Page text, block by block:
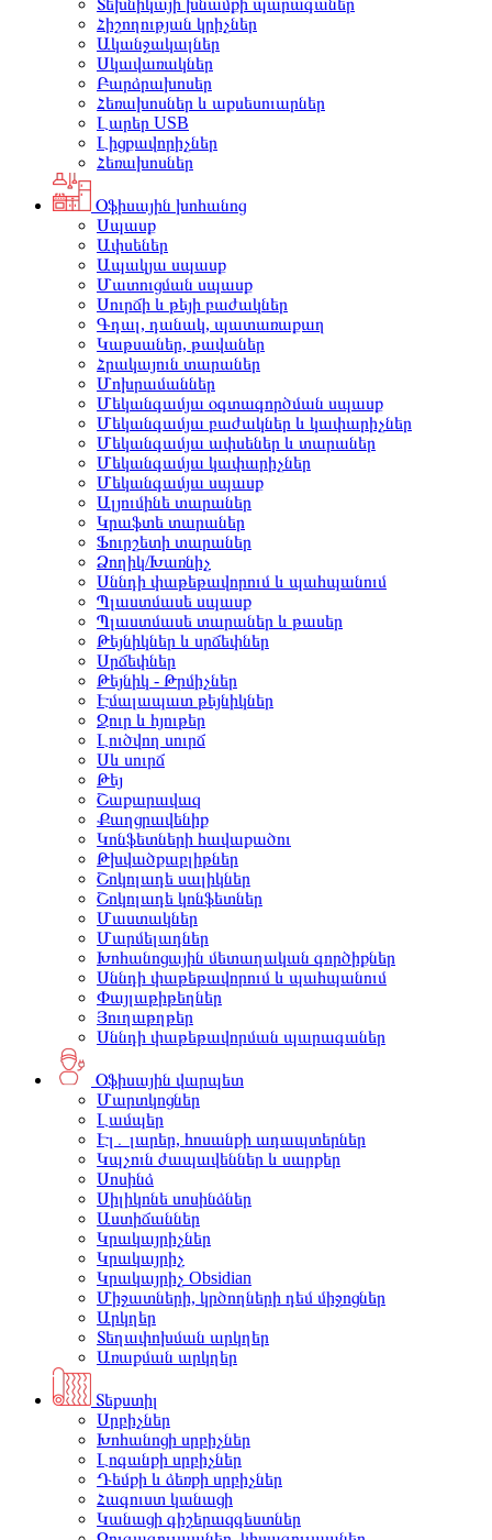
Տեխնիկայի խնամքի պարագաներ
Հիշողության կրիչներ
Ականջակալներ
Սկավառակներ
Բարձրախոսեր
Հեռախոսներ և աքսեսուարներ
Լարեր USB
Լիցքավորիչներ
Հեռախոսներ
Օֆիսային խոհանոց
Սպասք
Ափսեներ
Ապակյա սպասք
Մատուցման սպասք
Սուրճի և թեյի բաժակներ
Գդալ, դանակ, պատառաքաղ
Կաթսաներ, թավաներ
Հրակայուն տարաներ
Մոխրամաններ
Մեկանգամյա օգտագործման սպասք
Մեկանգամյա բաժակներ և կափարիչներ
Մեկանգամյա ափսեներ և տարաներ
Մեկանգամյա կափարիչներ
Մեկանգամյա սպասք
Ալյումինե տարաներ
Կրաֆտե տարաներ
Ֆուրշետի տարաներ
Ձողիկ/Խառնիչ
Սննդի փաթեթավորում և պահպանում
Պլաստմասե սպասք
Պլաստմասե տարաներ և թասեր
Թեյնիկներ և սրճեփներ
Սրճեփներ
Թեյնիկ - Թրմիչներ
Էմալապատ թեյնիկներ
Ջուր և հյութեր
Լուծվող սուրճ
Սև սուրճ
Թեյ
Շաքարավազ
Քաղցրավենիք
Կոնֆետների հավաքածու
Թխվածքաբլիթներ
Շոկոլադե սալիկներ
Շոկոլադե կոնֆետներ
Մաստակներ
Մարմելադներ
Խոհանոցային մետաղական գործիքներ
Սննդի փաթեթավորում և պահպանում
Փայլաթիթեղներ
Յուղաթղթեր
Սննդի փաթեթավորման պարագաներ
Օֆիսային վարպետ
Մարտկոցներ
Լամպեր
Էլ․ լարեր, հոսանքի ադապտերներ
Կպչուն ժապավեններ և սարքեր
Սոսինձ
Սիլիկոնե սոսինձներ
Աստիճաններ
Կրակայրիչներ
Կրակայրիչ
Կրակայրիչ Obsidian
Միջատների, կրծողների դեմ միջոցներ
Արկղեր
Տեղափոխման արկղեր
Առաքման արկղեր
Տեքստիլ
Սրբիչներ
Խոհանոցի սրբիչներ
Լոգանքի սրբիչներ
Դեմքի և ձեռքի սրբիչներ
Հագուստ կանացի
Կանացի գիշերազգեստներ